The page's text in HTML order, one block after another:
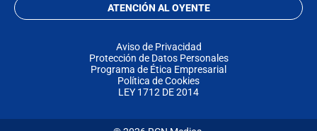
ATENCIÓN AL OYENTE
Aviso de Privacidad
Protección de Datos Personales
Programa de Ética Empresarial
Política de Cookies
LEY 1712 DE 2014